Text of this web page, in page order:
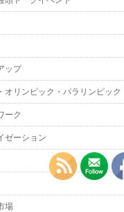
ップ
オリンピック・パラリンピック
ーク
ゼーション
場